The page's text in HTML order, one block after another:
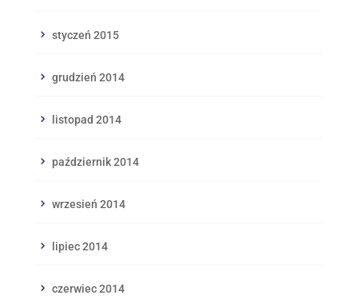
styczeń 2015
grudzień 2014
listopad 2014
październik 2014
wrzesień 2014
lipiec 2014
czerwiec 2014